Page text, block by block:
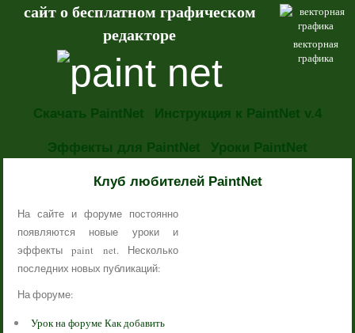
векторная
графика
сайт о бесплатном графическом
редакторе
Скачать PaintNet Инструкция к PaintNet v.4
Эффекты для PaintNet Уроки PaintNet
Клуб любителей PaintNet
На сайте и форуме постоянно
появляются новые уроки и
эффекты paint net. Несколько
последних новых публикаций:
На форуме:
Урок на форуме Как добавить